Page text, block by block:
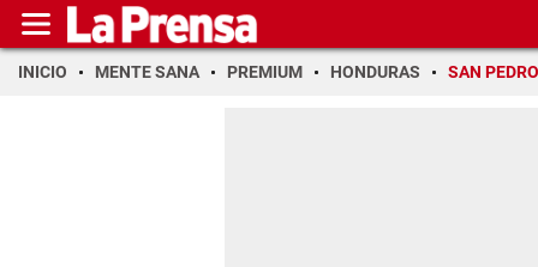
INICIO MENTE SANA PREMIUM HONDURAS SAN PEDRO